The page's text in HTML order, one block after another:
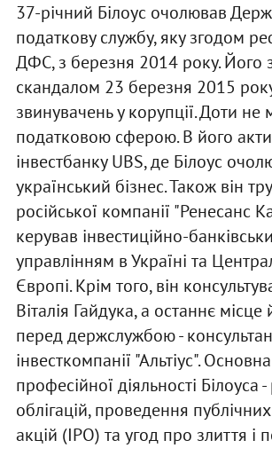
37-річний Білоус очолював
податкову службу, яку згодом
ДФС, з березня 2014 року. Його
скандалом 23 березня 2015
звинувачень у корупції. Доти не
податковою сферою. В його
інвестбанку UBS, де Білоус
український бізнес. Також він
російської компанії "Ренесанс
керував інвестиційно-
управлінням в Україні та
Європі. Крім того, він
Віталія Гайдука, а останнє
перед держслужбою -
інвесткомпанії "Альтіус".
професійної діяльності Білоуса
облігацій, проведення
акцій (IPO) та угод про злиття і